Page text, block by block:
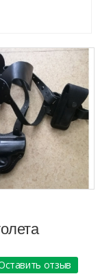
отзыв